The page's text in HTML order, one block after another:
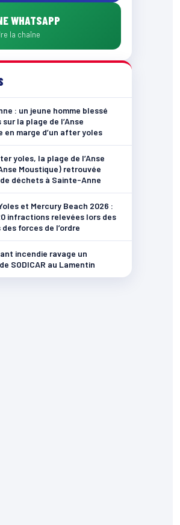
WHATSAPP
la chaîne
: un jeune homme blessé
la plage de l’Anse
en marge d’un after yoles
yoles, la plage de l’Anse
Moustique) retrouvée
déchets à Sainte-Anne
et Mercury Beach 2026 :
infractions relevées lors des
forces de l’ordre
incendie ravage un
SODICAR au Lamentin